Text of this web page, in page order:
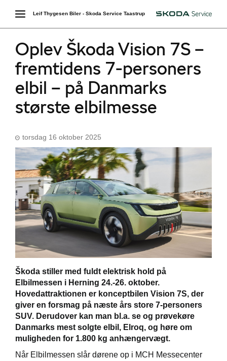
Danmarks
Toggle
navigation
Škoda
Leif Thygesen Biler - Skoda Service Taastrup
Oplev Škoda Vision 7S –
fremtidens 7-personers
elbil – på Danmarks
største elbilmesse
torsdag 16 oktober 2025
Škoda stiller med fuldt elektrisk hold på
Elbilmessen i Herning 24.-26. oktober.
Hovedattraktionen er konceptbilen Vision 7S, der
giver en forsmag på næste års store 7-personers
SUV. Derudover kan man bl.a. se og prøvekøre
Danmarks mest solgte elbil, Elroq, og høre om
muligheden for 1.800 kg anhængervægt.
Når Elbilmessen slår dørene op i MCH Messecenter